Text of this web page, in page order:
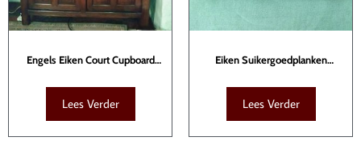
Engels Eiken Court Cupboard
KAS00012
Lees Verder
Eiken Suikergoedplanken
SCU00007
Lees Verder